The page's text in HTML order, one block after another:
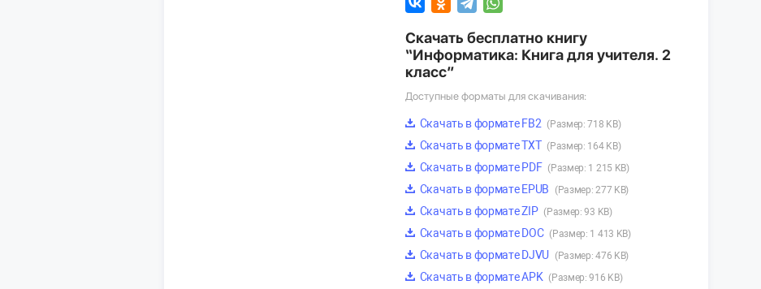
Скачать бесплатно книгу
“Информатика: Книга для учителя. 2
класс”
Доступные форматы для скачивания:
Скачать в формате FB2 (Размер: 718 KB)
Скачать в формате TXT (Размер: 164 KB)
Скачать в формате PDF (Размер: 1 215 KB)
Скачать в формате EPUB (Размер: 277 KB)
Скачать в формате ZIP (Размер: 93 KB)
Скачать в формате DOC (Размер: 1 413 KB)
Скачать в формате DJVU (Размер: 476 KB)
Скачать в формате APK (Размер: 916 KB)